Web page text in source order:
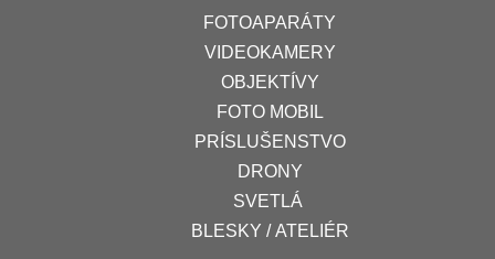
FOTOAPARÁTY
VIDEOKAMERY
OBJEKTÍVY
FOTO MOBIL
PRÍSLUŠENSTVO
DRONY
SVETLÁ
BLESKY / ATELIÉR